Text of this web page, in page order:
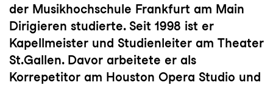
der Musikhochschule Frankfurt am Main
Dirigieren studierte. Seit 1998 ist er
Kapellmeister und Studienleiter am Theater
St.Gallen. Davor arbeitete er als
Korrepetitor am Houston Opera Studio und